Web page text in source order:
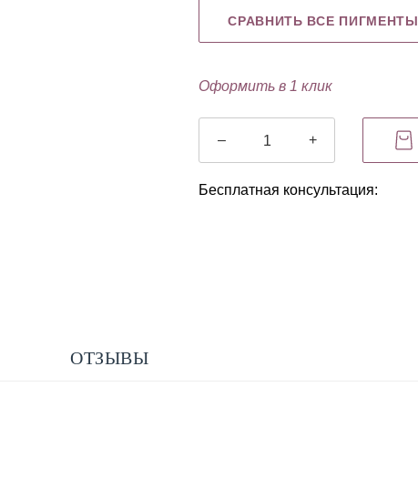
СРАВНИТЬ ВСЕ ПИГМЕНТЫ
Оформить в 1 клик
– +
Бесплатная консультация:
ОТЗЫВЫ